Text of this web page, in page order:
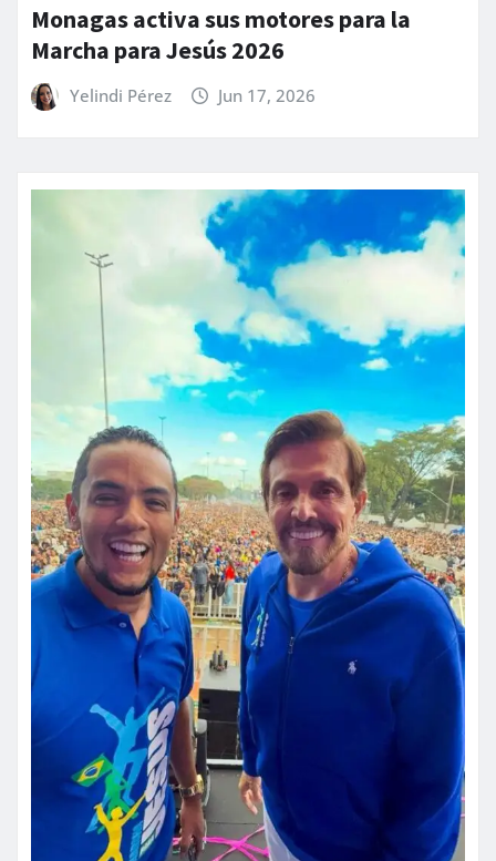
Monagas activa sus motores para la
Marcha para Jesús 2026
Yelindi Pérez Jun 17, 2026